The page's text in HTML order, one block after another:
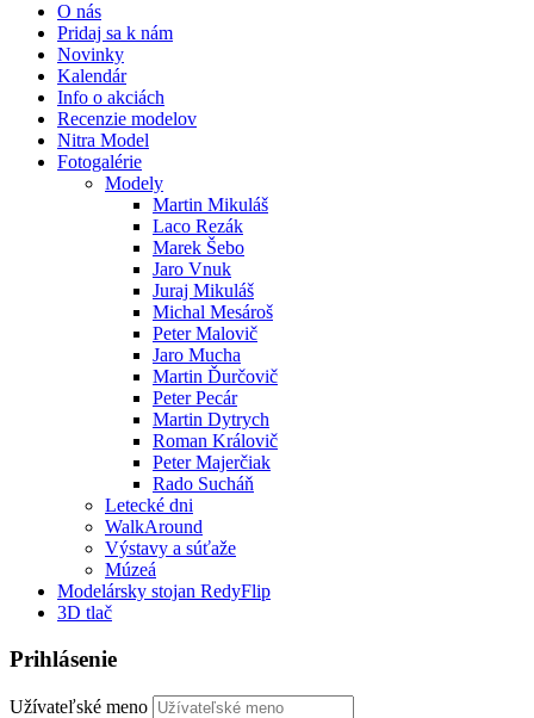
O nás
Pridaj sa k nám
Novinky
Kalendár
Info o akciách
Recenzie modelov
Nitra Model
Fotogalérie
Modely
Martin Mikuláš
Laco Rezák
Marek Šebo
Jaro Vnuk
Juraj Mikuláš
Michal Mesároš
Peter Malovič
Jaro Mucha
Martin Ďurčovič
Peter Pecár
Martin Dytrych
Roman Královič
Peter Majerčiak
Rado Sucháň
Letecké dni
WalkAround
Výstavy a súťaže
Múzeá
Modelársky stojan RedyFlip
3D tlač
Prihlásenie
Užívateľské meno